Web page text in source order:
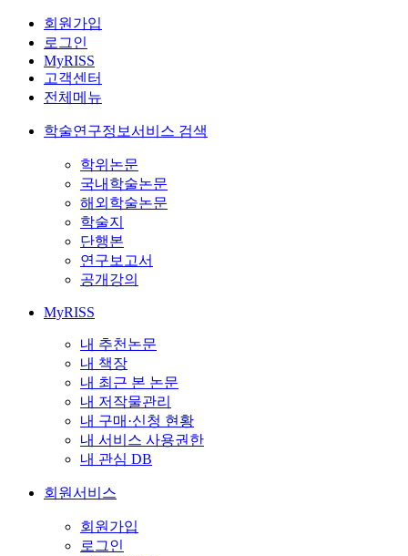
회원가입
로그인
MyRISS
고객센터
전체메뉴
학술연구정보서비스 검색
학위논문
국내학술논문
해외학술논문
학술지
단행본
연구보고서
공개강의
MyRISS
내 추천논문
내 책장
내 최근 본 논문
내 저작물관리
내 구매·신청 현황
내 서비스 사용권한
내 관심 DB
회원서비스
회원가입
로그인